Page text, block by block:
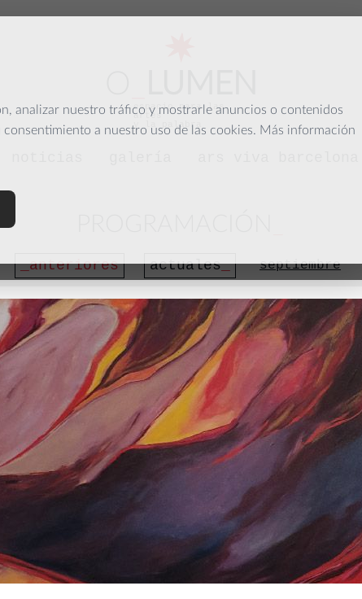
analizar nuestro tráfico y mostrarle anuncios o contenidos
a nuestro uso de las cookies. Más información
espacio para las
artes
y la palabra
anteriores actuales septiembre